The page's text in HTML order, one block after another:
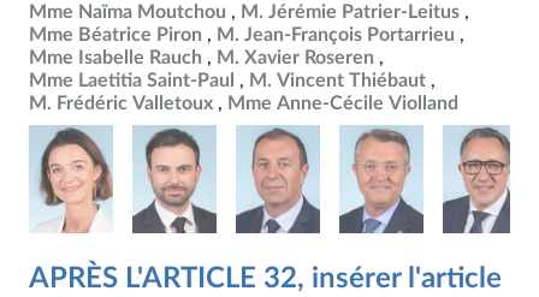
Mme Naïma Moutchou
M. Jérémie Patrier-Leitus
Mme Béatrice Piron
M. Jean-François Portarrieu
Mme Isabelle Rauch
M. Xavier Roseren
Mme Laetitia Saint-Paul
M. Vincent Thiébaut
M. Frédéric Valletoux
Mme Anne-Cécile Violland
APRÈS L'ARTICLE 32, insérer l'article